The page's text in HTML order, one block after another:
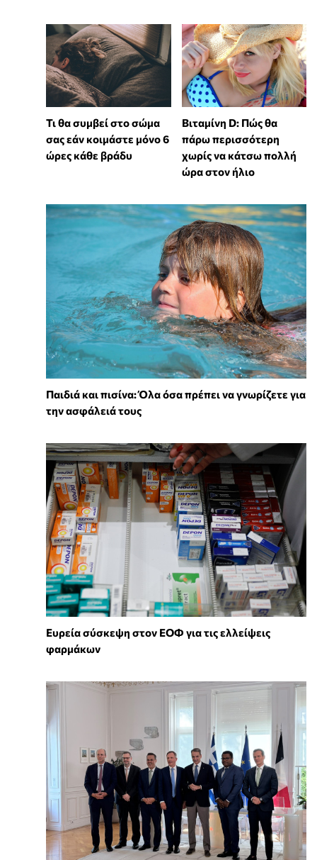
Τι θα συμβεί στο σώμα
σας εάν κοιμάστε μόνο 6
ώρες κάθε βράδυ
Βιταμίνη D: Πώς θα
πάρω περισσότερη
χωρίς να κάτσω πολλή
ώρα στον ήλιο
Παιδιά και πισίνα: Όλα όσα πρέπει να γνωρίζετε για
την ασφάλειά τους
Ευρεία σύσκεψη στον ΕΟΦ για τις ελλείψεις
φαρμάκων